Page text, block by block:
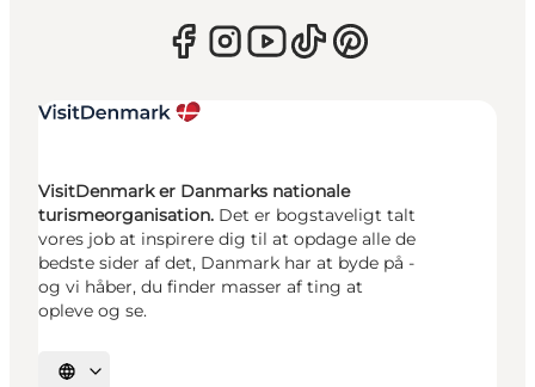
VisitDenmark er Danmarks nationale
turismeorganisation. Det er bogstaveligt talt
vores job at inspirere dig til at opdage alle de
bedste sider af det, Danmark har at byde på -
og vi håber, du finder masser af ting at
opleve og se.
Vælg sprog